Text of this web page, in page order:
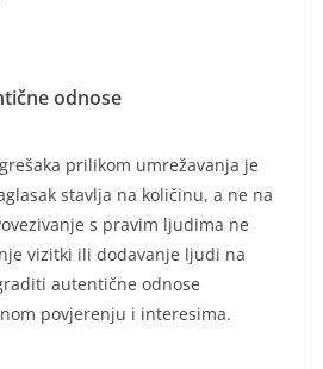
odnose
prilikom umrežavanja je
stavlja na količinu, a ne na
s pravim ljudima ne
vizitki ili dodavanje ljudi na
autentične odnose
povjerenju i interesima.